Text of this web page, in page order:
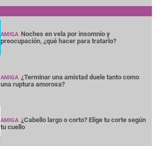
AMIGA Noches en vela por insomnio y
preocupación, ¿qué hacer para tratarlo?
AMIGA ¿Terminar una amistad duele tanto como
una ruptura amorosa?
AMIGA ¿Cabello largo o corto? Elige tu corte según
tu cuello